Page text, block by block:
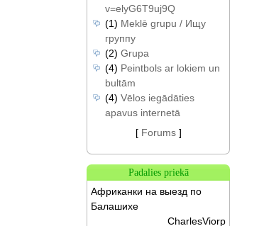
v=elyG6T9uj9Q
(1) Meklē grupu / Ищу
группу
(2) Grupa
(4) Peintbols ar lokiem un
bultām
(4) Vēlos iegādāties
apavus internetā
[ Forums]
Padalies priekā
Африканки на выезд по
Балашихе
CharlesViorp